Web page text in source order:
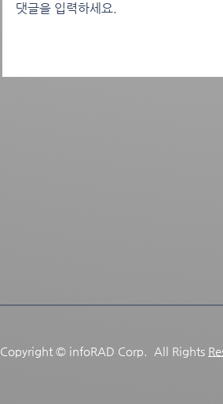
댓글을 입력하세요.
Copyright © infoRAD Corp. All Rights